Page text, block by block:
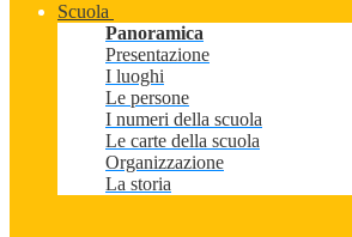
Scuola
Panoramica
Presentazione
I luoghi
Le persone
I numeri della scuola
Le carte della scuola
Organizzazione
La storia